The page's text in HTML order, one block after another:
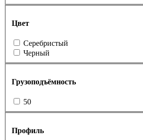
Цвет
Серебристый
Черный
Грузоподъёмность
50
Профиль